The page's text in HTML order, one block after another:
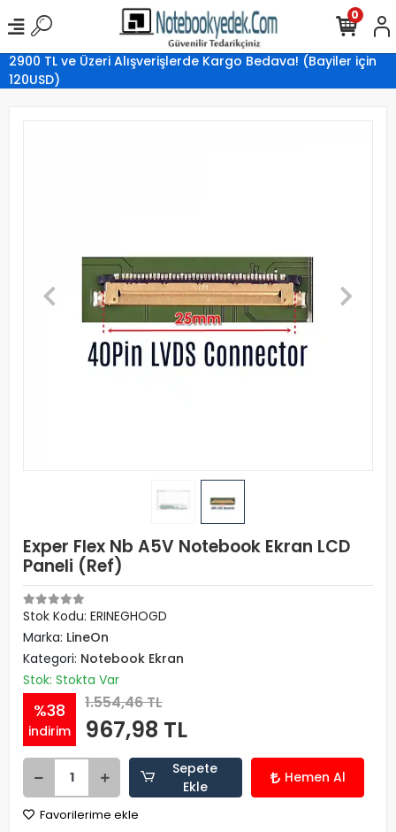
2900 TL ve Üzeri Alışverişlerde Kargo Bedava! (Bayiler için
120USD)
0
Exper Flex Nb A5V Notebook Ekran LCD
Paneli (Ref)
Stok Kodu: ERINEGHOGD
Marka: LineOn
Kategori: Notebook Ekran
Stok: Stokta Var
%38
indirim
1.554,46 TL
967,98 TL
Sepete
Ekle
Hemen Al
Favorilerime ekle